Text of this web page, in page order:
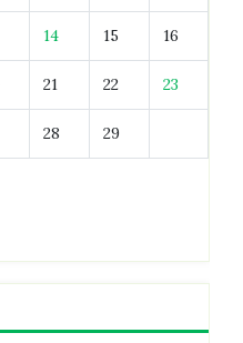
14 15 16
21 22 23
28 29